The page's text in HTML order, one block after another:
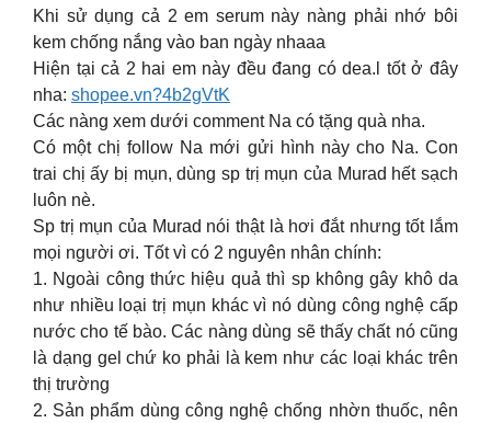
Khi sử dụng cả 2 em serum này nàng phải nhớ bôi
kem chống nắng vào ban ngày nhaaa
Hiện tại cả 2 hai em này đều đang có dea.l tốt ở đây
nha: shopee.vn?4b2gVtK
Các nàng xem dưới comment Na có tặng quà nha.
Có một chị follow Na mới gửi hình này cho Na. Con
trai chị ấy bị mụn, dùng sp trị mụn của Murad hết sạch
luôn nè.
Sp trị mụn của Murad nói thật là hơi đắt nhưng tốt lắm
mọi người ơi. Tốt vì có 2 nguyên nhân chính:
1. Ngoài công thức hiệu quả thì sp không gây khô da
như nhiều loại trị mụn khác vì nó dùng công nghệ cấp
nước cho tế bào. Các nàng dùng sẽ thấy chất nó cũng
là dạng gel chứ ko phải là kem như các loại khác trên
thị trường
2. Sản phẩm dùng công nghệ chống nhờn thuốc, nên